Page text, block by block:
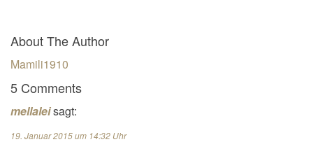
About The Author
Mamili1910
5 Comments
mellaleisagt:
19. Januar 2015 um 14:32 Uhr